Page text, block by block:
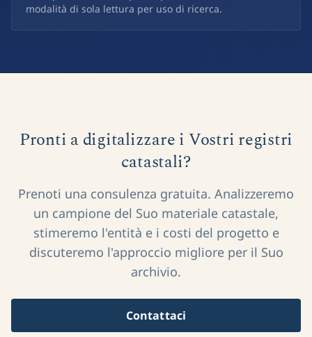
modalità di sola lettura per uso di ricerca.
Pronti a digitalizzare i Vostri registri
catastali?
Prenoti una consulenza gratuita. Analizzeremo
un campione del Suo materiale catastale,
stimeremo l'entità e i costi del progetto e
discuteremo l'approccio migliore per il Suo
archivio.
Contattaci